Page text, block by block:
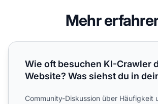
Mehr
Wie oft besuchen KI-Crawler deine
Wie oft besuchen KI-Crawler
Website? Was siehst du in
Community-Diskussion über Häufigkeit